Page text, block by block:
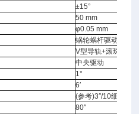
±15°
50 mm
φ0.05 mm
蜗轮蜗杆驱动
V型导轨+滚珠
中央驱动
1°
6′
(参考)3″/10细分时
80″